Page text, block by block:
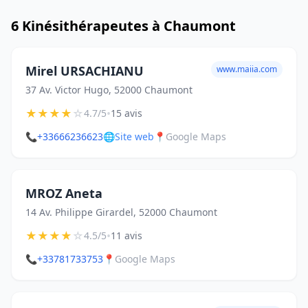
6 Kinésithérapeutes à Chaumont
Mirel URSACHIANU
37 Av. Victor Hugo, 52000 Chaumont
www.maiia.com
★★★★☆4.7/5•15 avis
📞+33666236623🌐Site web 📍 Google Maps
MROZ Aneta
14 Av. Philippe Girardel, 52000 Chaumont
★★★★☆4.5/5•11 avis
📞+33781733753 📍 Google Maps